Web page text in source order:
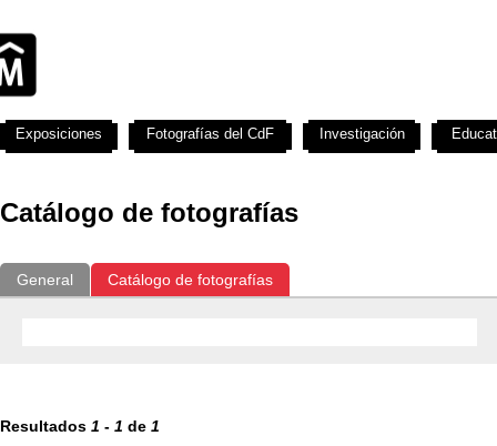
Catálogo de fotografías
General Catálogo de fotografías
Resultados 1 - 1 de 1
Exposiciones Fotografías del CdF Investigación